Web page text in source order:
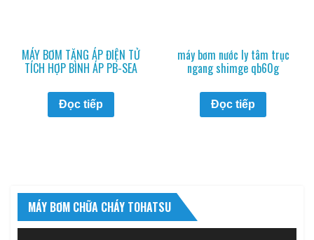
MÁY BƠM TĂNG ÁP ĐIỆN TỬ
TÍCH HỢP BÌNH ÁP PB-SEA
Đọc tiếp
máy bơm nước ly tâm trục
ngang shimge qb60g
Đọc tiếp
MÁY BƠM CHỮA CHÁY TOHATSU